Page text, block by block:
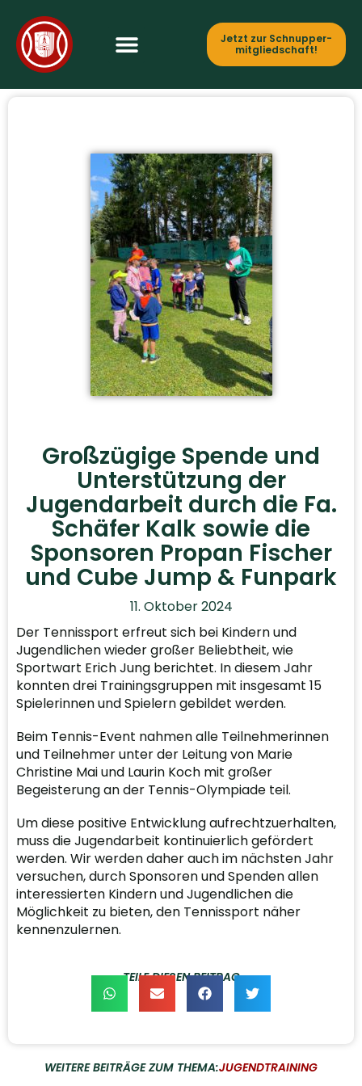
Jetzt zur Schnupper­
mitgliedschaft!
Großzügige Spende und
Unterstützung der
Jugendarbeit durch die Fa.
Schäfer Kalk sowie die
Sponsoren Propan Fischer
und Cube Jump & Funpark
11. Oktober 2024
Der Tennissport erfreut sich bei Kindern und
Jugendlichen wieder großer Beliebtheit, wie
Sportwart Erich Jung berichtet. In diesem Jahr
konnten drei Trainingsgruppen mit insgesamt 15
Spielerinnen und Spielern gebildet werden.
Beim Tennis-Event nahmen alle Teilnehmerinnen
und Teilnehmer unter der Leitung von Marie
Christine Mai und Laurin Koch mit großer
Begeisterung an der Tennis-Olympiade teil.
Um diese positive Entwicklung aufrechtzuerhalten,
muss die Jugendarbeit kontinuierlich gefördert
werden. Wir werden daher auch im nächsten Jahr
versuchen, durch Sponsoren und Spenden allen
interessierten Kindern und Jugendlichen die
Möglichkeit zu bieten, den Tennissport näher
kennenzulernen.
TEILE DIESEN BEITRAG
WEITERE BEITRÄGE ZUM THEMA:JUGENDTRAINING